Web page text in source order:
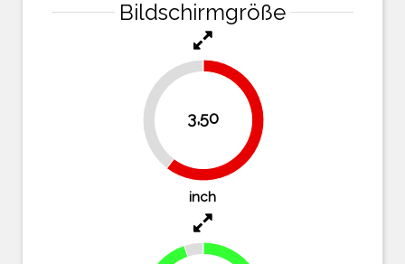
Bildschirmgröße
3,50
39.7%
60.3%
inch